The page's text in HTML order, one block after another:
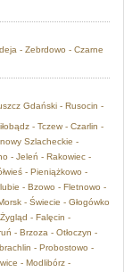
- Zebrdowo - Czarne
Gdański - Rusocin -
- Tczew - Czarlin -
Szlacheckie -
- Jeleń - Rakowiec -
- Pieniążkowo -
- Bzowo - Fletnowo -
- Świecie - Głogówko
- Falęcin -
- Brzoza - Otłoczyn -
- Probostowo -
- Modlibórz -